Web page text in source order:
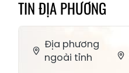
TIN ĐỊA PHƯƠNG
Địa phương
ngoài tỉnh